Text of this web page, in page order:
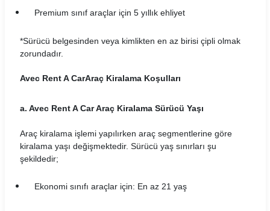
Contact Araç Kiralama Koşulları
Dailydrive Araç Kiralama Koşulları
Didi Araç Kiralama Koşulları
Premium sınıf araçlar için 5 yıllık ehliyet
*Sürücü belgesinden veya kimlikten en az birisi çipli olmak
zorundadır.
Avec Rent A CarAraç Kiralama Koşulları
a. Avec Rent A Car Araç Kiralama Sürücü Yaşı
Araç kiralama işlemi yapılırken araç segmentlerine göre
kiralama yaşı değişmektedir. Sürücü yaş sınırları şu
şekildedir;
Ekonomi sınıfı araçlar için: En az 21 yaş